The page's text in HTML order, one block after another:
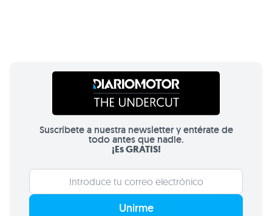
Suscríbete a nuestra newsletter y entérate de
todo antes que nadie.
¡Es GRATIS!
Unirme